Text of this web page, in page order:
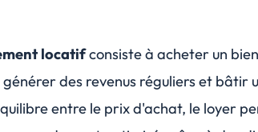
locatifconsiste à acheter un
des revenus régulierset bâtir
entre le prix d'achat, le loyer